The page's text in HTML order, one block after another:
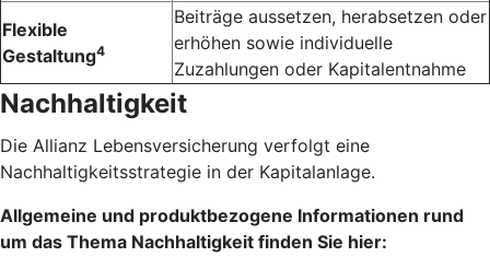
Flexible
Gestaltung4
Beiträge aussetzen, herabsetzen oder
erhöhen sowie individuelle
Zuzahlungen oder Kapital­entnahme
Nachhaltigkeit
Die Allianz Lebensversicherung verfolgt eine
Nachhaltigkeitsstrategie in der Kapitalanlage.
Allgemeine und produktbezogene Informationen rund
um das Thema Nachhaltigkeit finden Sie hier: